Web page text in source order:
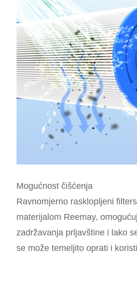
Mogućnost čišćenja
Ravnomjerno rasklopljeni
materijalom Reemay,
zadržavanja prljavštine i lako
se može temeljito oprati i